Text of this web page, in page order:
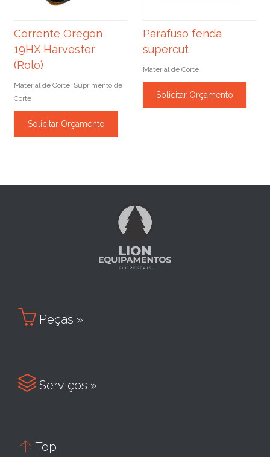
Corrente Oregon
19HX Harvester
(Rolo)
Material de Corte Suprimento de
Corte
Solicitar Orçamento
Parafuso fenda
supercut
Material de Corte
Solicitar Orçamento
 Peças »
 Serviços »
 Top